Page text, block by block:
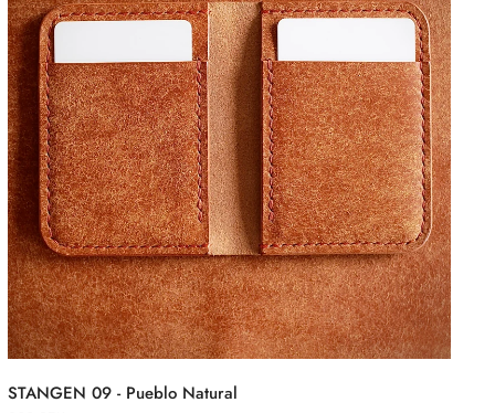
STANGEN 09 - Pueblo Natural